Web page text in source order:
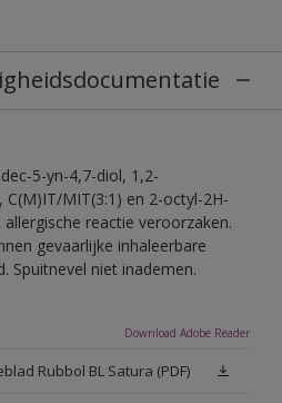
5-yn-4,7-diol, 1,2-
MIT(3:1) en 2-octyl-2H-
reactie veroorzaken.
gevaarlijke inhaleerbare
Spuitnevel niet inademen.
Download Adobe Reader
Rubbol BL Satura (PDF)